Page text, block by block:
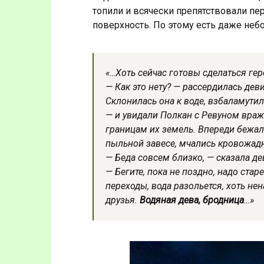
топили и всячески препятствовали
поверхность. По этому есть даже
«…Хоть сейчас готовы сделаться
— Как это нету? — рассердилась
Склонилась она к воде,
— и увидали Полкан с Ревуном
границам их земель. Впереди
пыльной завесе, мчались
— Беда совсем близко, — сказала
— Бегите, пока не поздно, надо
переходы, вода разольется, хоть
друзья. Водяная дева, бродница…»